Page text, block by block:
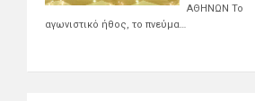
ΑΘΗΝΩΝ Το
αγωνιστικό ήθος, το πνεύμα…